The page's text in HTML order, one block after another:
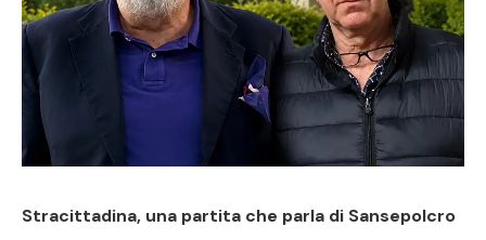
Stracittadina, una partita che parla di Sansepolcro